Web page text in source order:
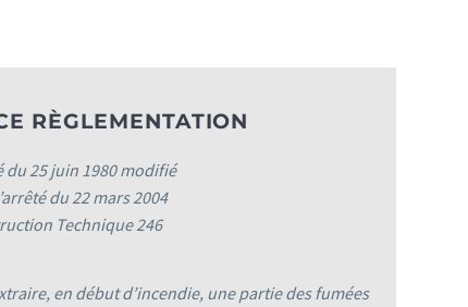
RÈGLEMENTATION
du 25 juin 1980 modifié
du 22 mars 2004
Technique 246
en début d’incendie, une partie des fumées